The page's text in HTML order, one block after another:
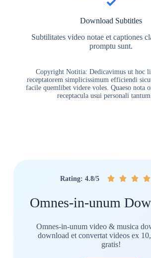
Download Subtitles
Subtilitates video notae et captiones
promptu sunt.
Copyright Notitia: Dedicavimus ut hoc
receptatorem simplicissimum efficiendi
facile quemlibet videre voles. Quaeso nota
receptacula usui personali tantum
Rating: 4.8/5    
Omnes-in-unum
Omnes-in-unum video & musica
download et convertat videos ex
gratis!